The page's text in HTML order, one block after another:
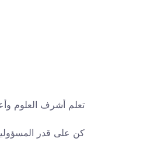
تعلم أشرف العلوم
كن على قدر